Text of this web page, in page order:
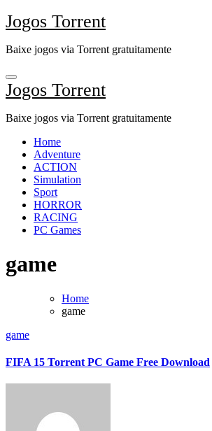
Skip
to
Jogos Torrent
Baixe jogos via Torrent gratuitamente
Jogos Torrent
Baixe jogos via Torrent gratuitamente
Home
Adventure
ACTION
Simulation
Sport
HORROR
RACING
PC Games
game
Home
game
game
FIFA 15 Torrent PC Game Free Download